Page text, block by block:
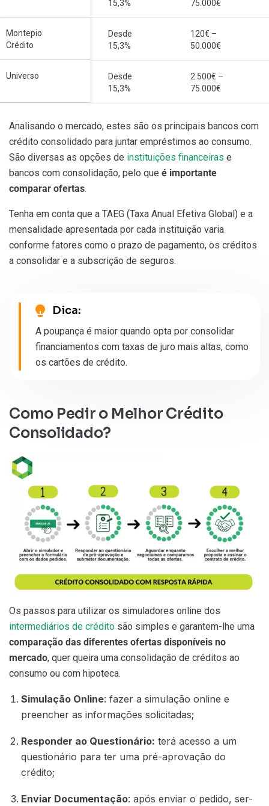
15,3% 75.000€
Montepio
Crédito
Desde
15,3%
120€ –
50.000€
Universo
Desde
15,3%
2.500€ –
75.000€
Analisando o mercado, estes são os principais bancos com
crédito consolidado para juntar empréstimos ao consumo.
São diversas as opções de instituições financeiras e
bancos com consolidação, pelo que é importante
comparar ofertas.
Tenha em conta que a TAEG (Taxa Anual Efetiva Global) e a
mensalidade apresentada por cada instituição varia
conforme fatores como o prazo de pagamento, os créditos
a consolidar e a subscrição de seguros.
Dica:
A poupança é maior quando opta por consolidar
financiamentos com taxas de juro mais altas, como
os cartões de crédito.
Como Pedir o Melhor Crédito
Consolidado?
Os passos para utilizar os simuladores online dos
intermediários de crédito são simples e garantem-lhe uma
comparação das diferentes ofertas disponíveis no
mercado, quer queira uma consolidação de créditos ao
consumo ou com hipoteca.
Simulação Online: fazer a simulação online e
preencher as informações solicitadas;
Responder ao Questionário: terá acesso a um
questionário para ter uma pré-aprovação do
crédito;
Enviar Documentação: após enviar o pedido, ser-